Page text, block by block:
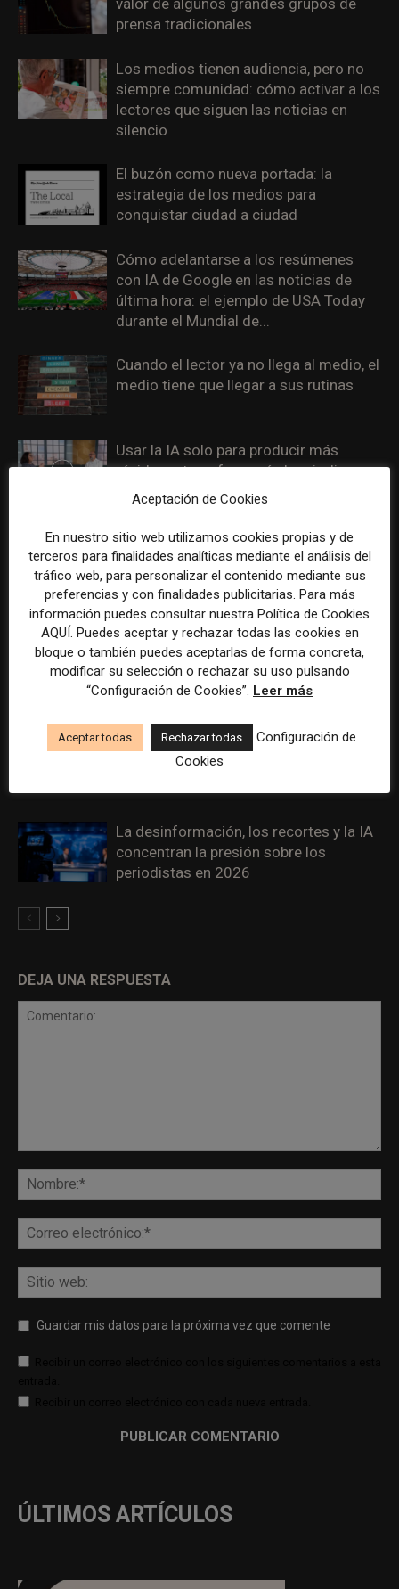
prensa tradicionales
Los medios tienen audiencia, pero no
siempre comunidad: cómo activar a los
lectores que siguen las noticias en
silencio
El buzón como nueva portada: la
estrategia de los medios para
conquistar ciudad a ciudad
Cómo adelantarse a los resúmenes
con IA de Google en las noticias de
última hora: el ejemplo de USA Today
durante el Mundial de...
Cuando el lector ya no llega al medio, el
medio tiene que llegar a sus rutinas
Usar la IA solo para producir más
rápido no transformará el periodismo
Doce lecciones de Oxford para las
redacciones: menos retórica sobre
innovación y más método periodístico
El periodista ya no basta: los grandes
medios rediseñan sus redacciones con
perfiles que no existían hace cinco
años
Las aplicaciones móviles ganan peso
para los medios como vía directa para
fidelizar lectores y reducir dependencia
La desinformación, los recortes y la IA
concentran la presión sobre los
periodistas en 2026
DEJA UNA RESPUESTA
Guardar mis datos para la próxima vez que comente
ÚLTIMOS ARTÍCULOS
Aceptación de Cookies
En nuestro sitio web utilizamos cookies propias y de
terceros para finalidades analíticas mediante el análisis del
tráfico web, para personalizar el contenido mediante sus
preferencias y con finalidades publicitarias. Para más
información puedes consultar nuestra Política de Cookies
AQUÍ. Puedes aceptar y rechazar todas las cookies en
bloque o también puedes aceptarlas de forma concreta,
modificar su selección o rechazar su uso pulsando
“Configuración de Cookies”. Leer más
Aceptar todas Rechazar todas
Configuración de
Cookies